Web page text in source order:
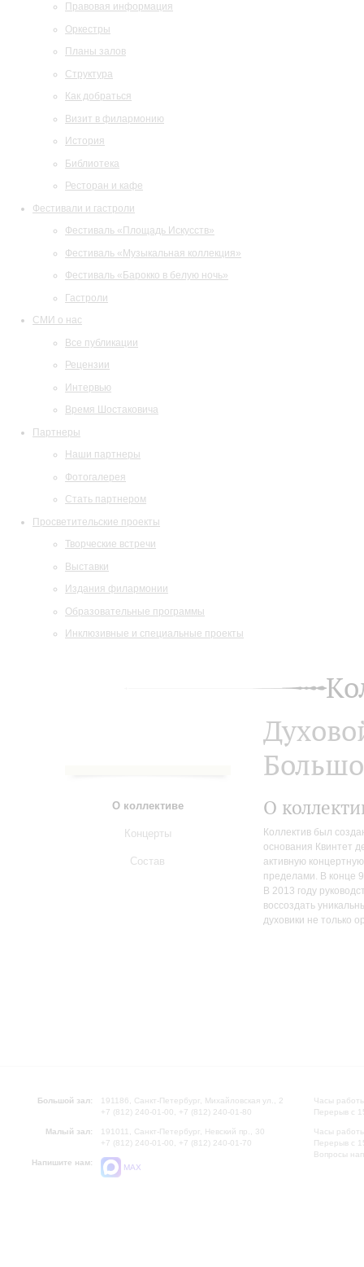
Правовая информация
Оркестры
Планы залов
Структура
Как добраться
Визит в филармонию
История
Библиотека
Ресторан и кафе
Фестивали и гастроли
Фестиваль «Площадь Искусств»
Фестиваль «Музыкальная коллекция»
Фестиваль «Барокко в белую ночь»
Гастроли
СМИ о нас
Все публикации
Рецензии
Интервью
Время Шостаковича
Партнеры
Наши партнеры
Фотогалерея
Стать партнером
Просветительские проекты
Творческие встречи
Выставки
Издания филармонии
Образовательные программы
Инклюзивные и специальные проекты
О коллективе
Концерты
Состав
О
Коллектив был
основания Квинтет
активную
пределами. В конце
В 2013 году
воссоздать
духовики не только
Большой зал:
191186, Санкт-Петербург, Михайловская ул., 2
+7 (812) 240-01-00, +7 (812) 240-01-80
Малый зал:
191011, Санкт-Петербург, Невский пр., 30
+7 (812) 240-01-00, +7 (812) 240-01-70
Напишите нам:
MAX
Часы
Перерыв с
Часы
Перерыв с
Вопросы